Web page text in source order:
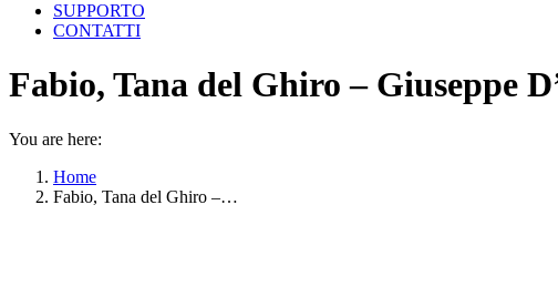
SUPPORTO
CONTATTI
Fabio, Tana del Ghiro – Giuseppe
You are here:
Home
Fabio, Tana del Ghiro –…